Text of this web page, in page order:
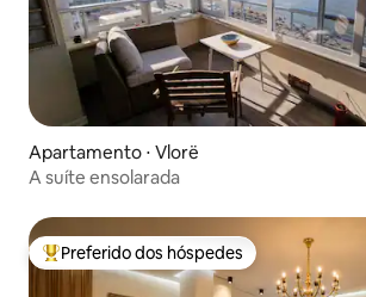
Apartamento ⋅ Vlorë
A suíte ensolarada
Entre os melhores preferidos dos hóspedes
Preferido dos hóspedes